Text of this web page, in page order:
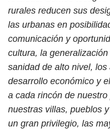
rurales reducen sus
las urbanas en
comunicación y
cultura, la
sanidad de alto nivel,
desarrollo económico y
a cada rincón de
nuestras villas, pueblos
un gran privilegio, las